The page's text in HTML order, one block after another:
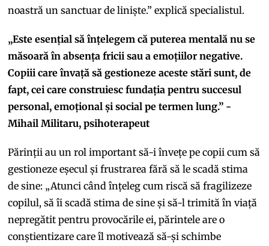
noastră un sanctuar de liniște.” explică specialistul.
„Este esențial să înțelegem că puterea mentală nu se
măsoară în absența fricii sau a emoțiilor negative.
Copiii care învață să gestioneze aceste stări sunt, de
fapt, cei care construiesc fundația pentru succesul
personal, emoțional și social pe termen lung.” -
Mihail Militaru, psihoterapeut
Părinții au un rol important să-i învețe pe copii cum să
gestioneze eșecul și frustrarea fără să le scadă stima
de sine: „Atunci când înțeleg cum riscă să fragilizeze
copilul, să îi scadă stima de sine și să-l trimită în viață
nepregătit pentru provocările ei, părintele are o
conștientizare care îl motivează să-și schimbe